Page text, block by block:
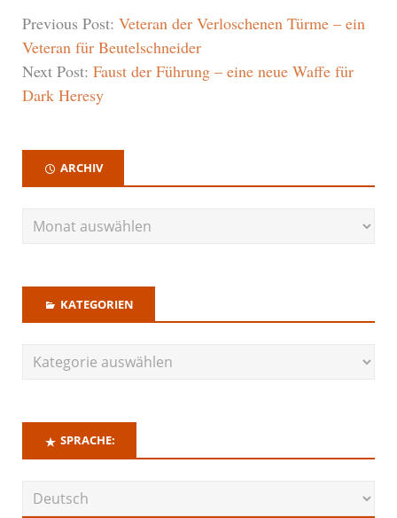
Previous Post: Veteran der Verloschenen Türme – ein
Veteran für Beutelschneider
Next Post: Faust der Führung – eine neue Waffe für
Dark Heresy
ARCHIV
KATEGORIEN
SPRACHE: